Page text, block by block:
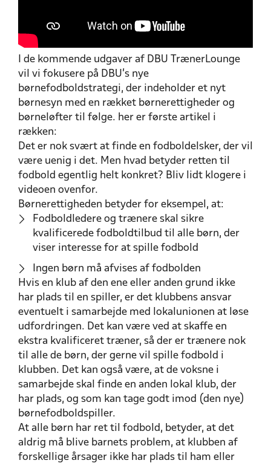
I de kommende udgaver af DBU TrænerLounge
vil vi fokusere på DBU's nye
børnefodboldstrategi, der indeholder et nyt
børnesyn med en rækket børnerettigheder og
børneløfter til følge. her er første artikel i
rækken:
Det er nok svært at finde en fodboldelsker, der vil
være uenig i det. Men hvad betyder retten til
fodbold egentlig helt konkret? Bliv lidt klogere i
videoen ovenfor.
Børnerettigheden betyder for eksempel, at:
Fodboldledere og trænere skal sikre
kvalificerede fodboldtilbud til alle børn, der
viser interesse for at spille fodbold
Ingen børn må afvises af fodbolden
Hvis en klub af den ene eller anden grund ikke
har plads til en spiller, er det klubbens ansvar
eventuelt i samarbejde med lokalunionen at løse
udfordringen. Det kan være ved at skaffe en
ekstra kvalificeret træner, så der er trænere nok
til alle de børn, der gerne vil spille fodbold i
klubben. Det kan også være, at de voksne i
samarbejde skal finde en anden lokal klub, der
har plads, og som kan tage godt imod (den nye)
børnefodboldspiller.
At alle børn har ret til fodbold, betyder, at det
aldrig må blive barnets problem, at klubben af
forskellige årsager ikke har plads til ham eller